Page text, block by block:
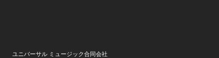
ユニバーサル ミュージック合同会社